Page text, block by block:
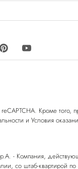
Кроме того,
и Условия
- Компания,
со штаб-квартирой